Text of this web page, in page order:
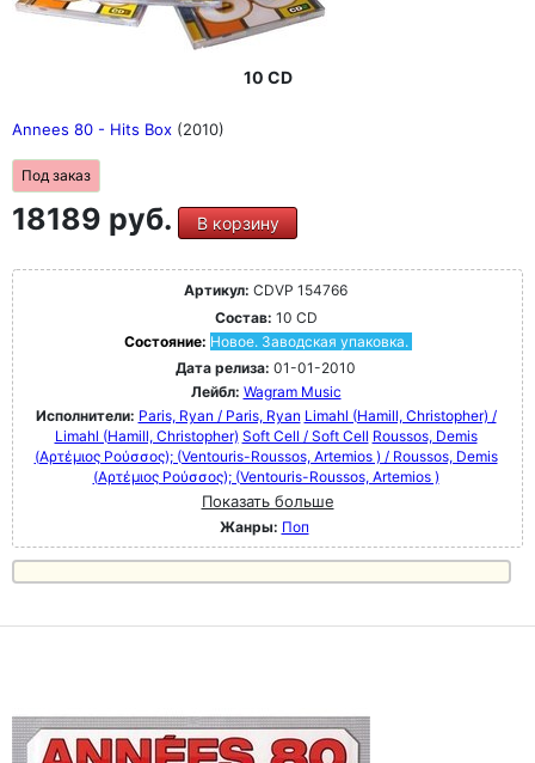
10 CD
Annees 80 - Hits Box (2010)
Под заказ
18189 руб. В корзину
Артикул: CDVP 154766
Состав: 10 CD
Состояние: Новое. Заводская упаковка.
Дата релиза: 01-01-2010
Лейбл: Wagram Music
Исполнители: Paris, Ryan / Paris, Ryan Limahl (Hamill, Christopher) /
Limahl (Hamill, Christopher) Soft Cell / Soft Cell Roussos, Demis
(Αρτέμιος Ρούσσος); (Ventouris-Roussos, Artemios ) / Roussos, Demis
(Αρτέμιος Ρούσσος); (Ventouris-Roussos, Artemios )
Показать больше
Жанры: Поп